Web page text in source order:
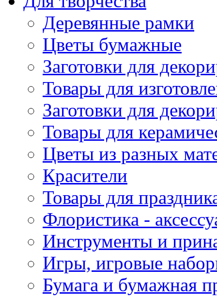
Деревянные рамки
Цветы бумажные
Заготовки для
Товары для
Заготовки для
Товары для
Цветы из разных
Красители
Товары для
Флористика -
Инструменты и
Игры, игровые
Бумага и бумажная